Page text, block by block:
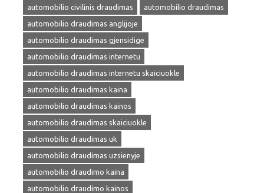
automobilio civilinis draudimas
automobilio draudimas
automobilio draudimas anglijoje
automobilio draudimas gjensidige
automobilio draudimas internetu
automobilio draudimas internetu skaiciuokle
automobilio draudimas kaina
automobilio draudimas kainos
automobilio draudimas skaiciuokle
automobilio draudimas uk
automobilio draudimas uzsienyje
automobilio draudimo kaina
automobilio draudimo kainos